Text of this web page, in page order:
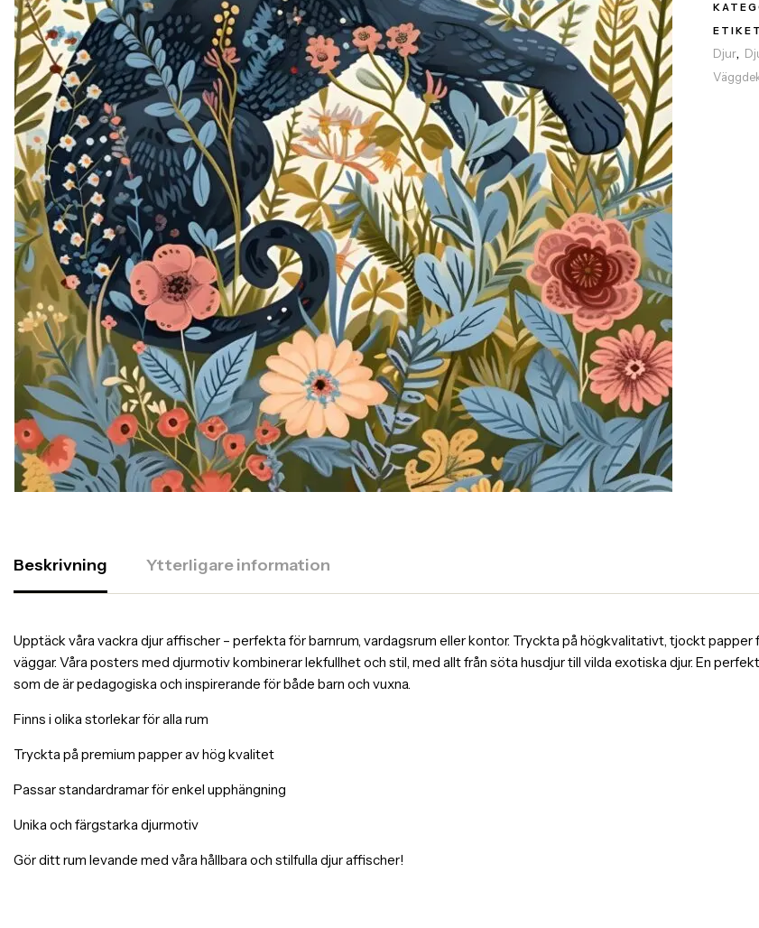
Djur,
Beskrivning Ytterligare information
Upptäck våra vackra djur affischer – perfekta för barnrum, vardagsrum eller kontor. Tryckta på högkvalitativt, tjockt
väggar. Våra posters med djurmotiv kombinerar lekfullhet och stil, med allt från söta husdjur till vilda exotiska djur. En
som de är pedagogiska och inspirerande för både barn och vuxna.
Finns i olika storlekar för alla rum
Tryckta på premium papper av hög kvalitet
Passar standardramar för enkel upphängning
Unika och färgstarka djurmotiv
Gör ditt rum levande med våra hållbara och stilfulla djur affischer!